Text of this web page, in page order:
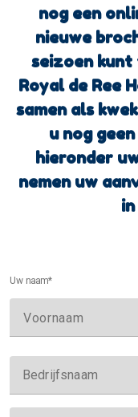
nog een
nieuwe
seizoen kunt
Royal de Ree
samen als
u nog
hieronder
nemen uw
Uw naam*
Voornaam
Bedrijfsnaam